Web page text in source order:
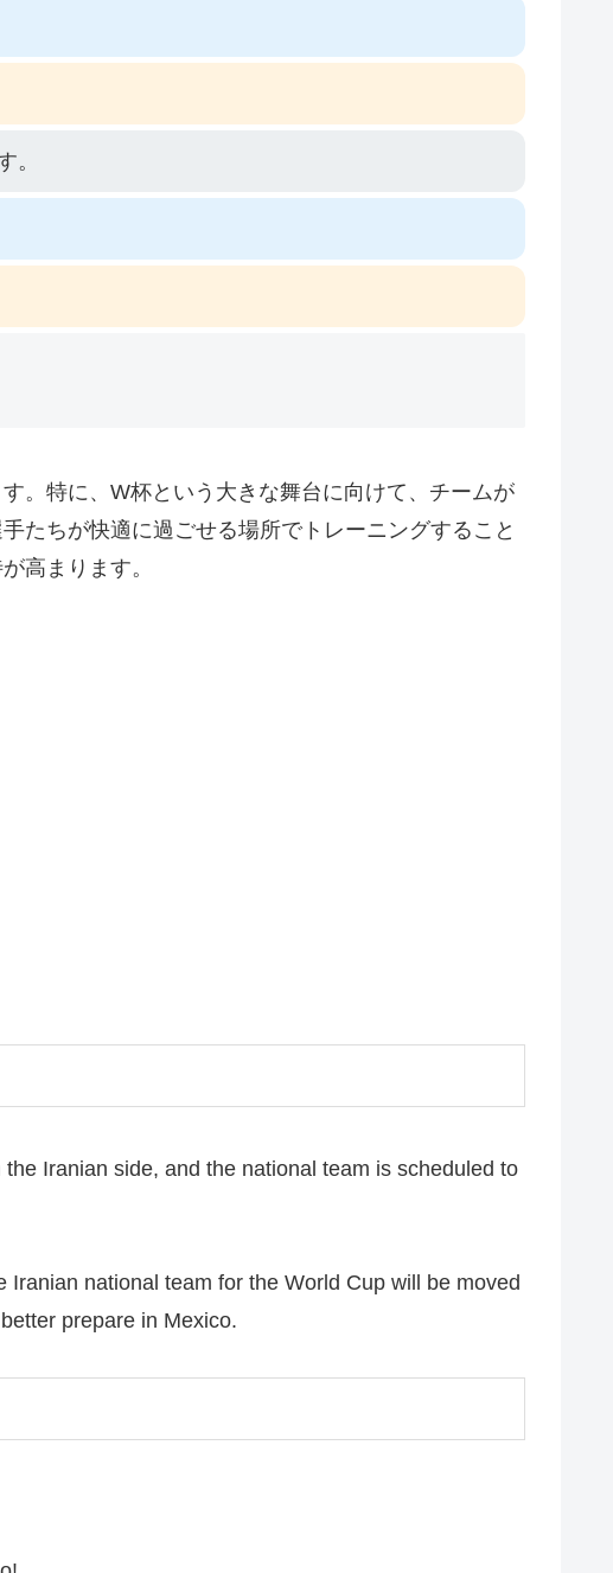
。
。特に、W杯という大きな舞台に向けて、チームが
たちが快適に過ごせる場所でトレーニングすること
高まります。
Iranian side, and the national team is scheduled to
national team for the World Cup will be moved
prepare in Mexico.